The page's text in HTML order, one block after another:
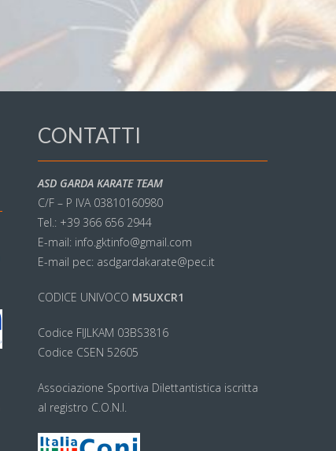
CONTATTI
ASD GARDA KARATE TEAM
C/F – P IVA 03810160980
Tel.: +39 366 656 2944
E-mail: info.gktinfo@gmail.com
E-mail pec: asdgardakarate@pec.it
CODICE UNIVOCO M5UXCR1
Codice FIJLKAM 03BS3816
Codice CSEN 52605
Associazione Sportiva Dilettantistica iscritta
al registro C.O.N.I.